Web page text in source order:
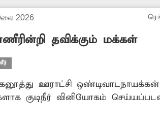
2026
தவிக்கும் மக்கள்
ஊராட்சி
குடிநீர் வினியோகம்
கூட தண்ணீர் இல்லாமல்
வழங்க சம்பந்தப்பட்ட